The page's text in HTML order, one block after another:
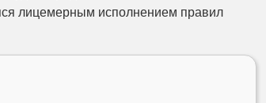
лицемерным исполнением правил